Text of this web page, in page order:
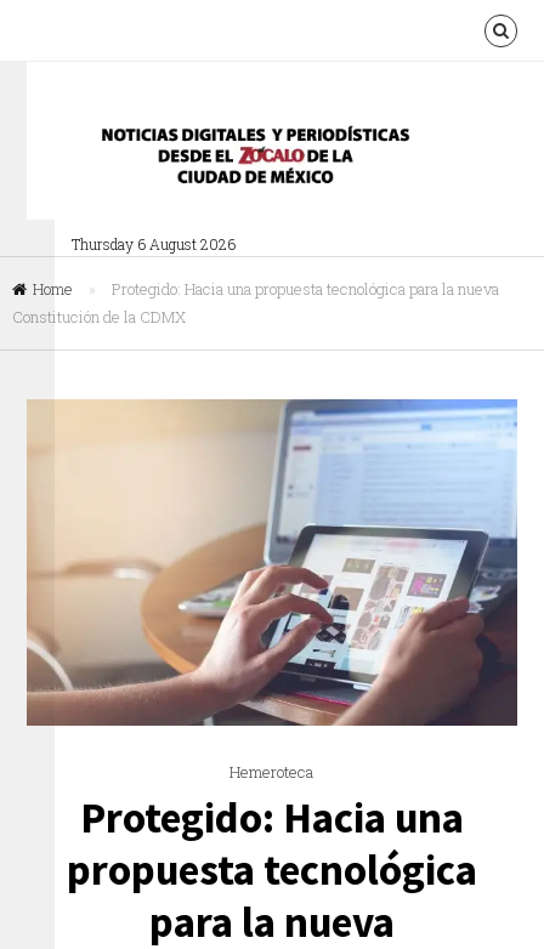
Thursday 6 August 2026
Home »
Protegido: Hacia una propuesta tecnológica para la nueva
Constitución de la CDMX
Hemeroteca
Protegido: Hacia una
propuesta tecnológica
para la nueva